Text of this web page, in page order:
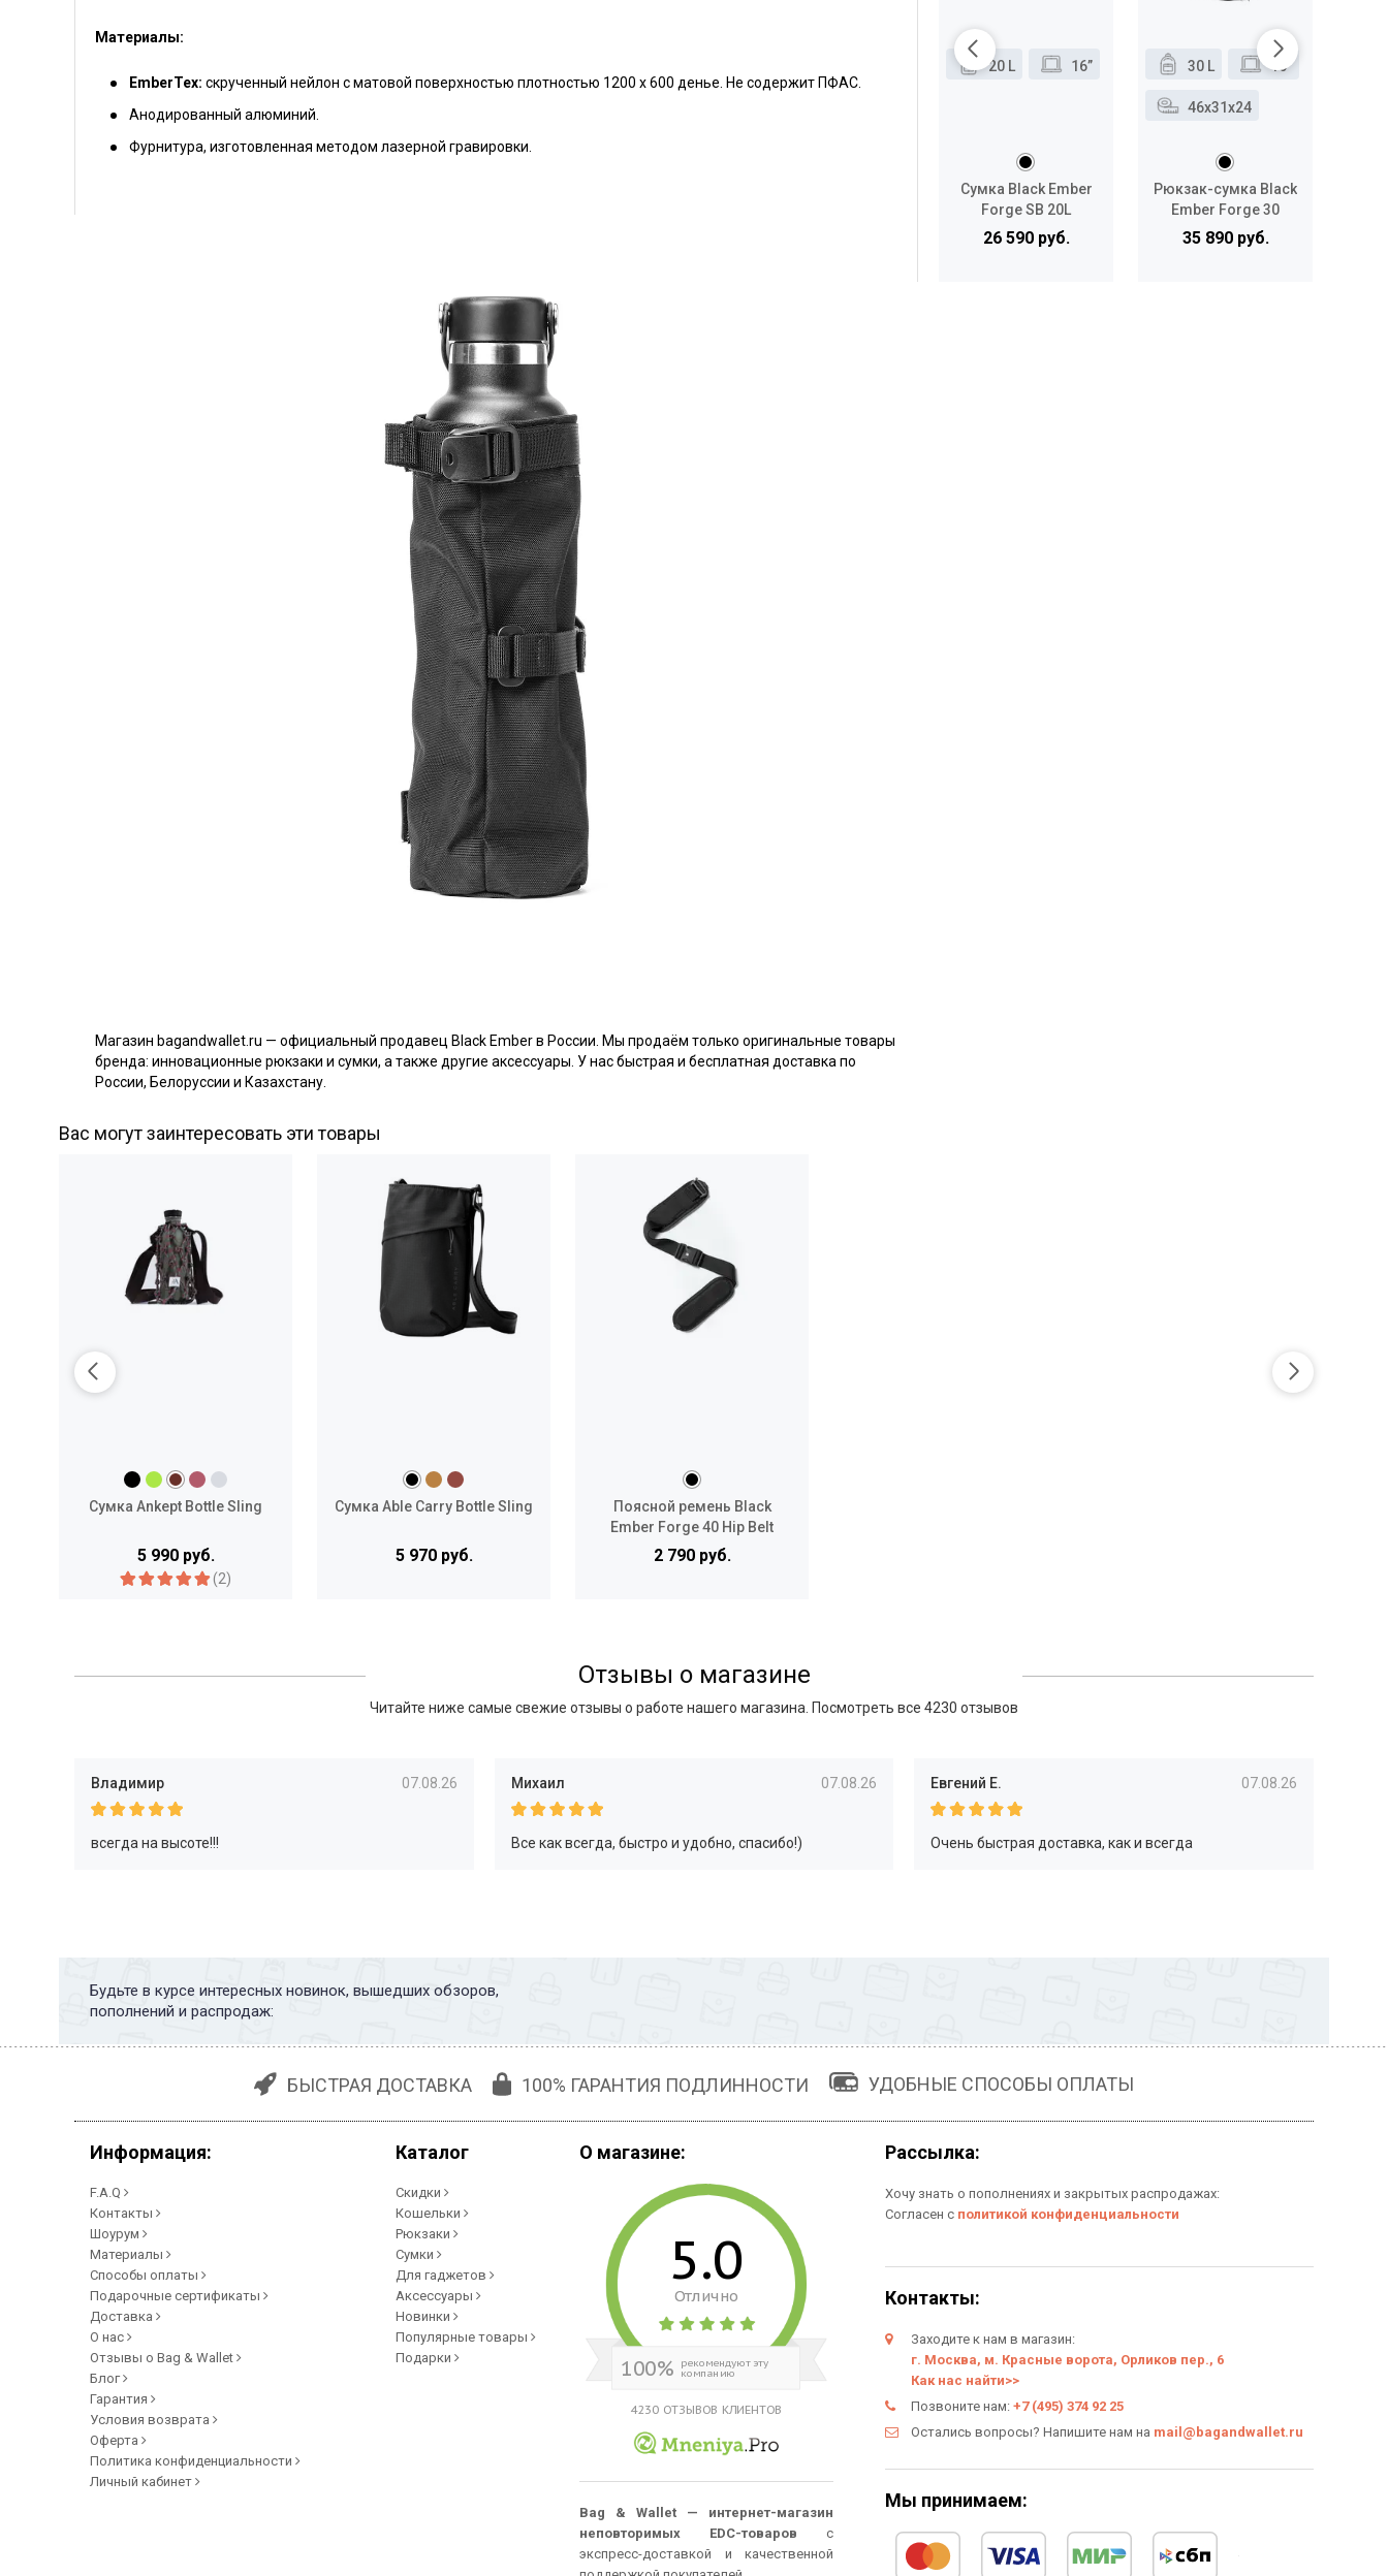
Материалы:
EmberTex: скрученный нейлон с матовой поверхностью плотностью 1200 х 600 денье. Не содержит ПФАС.
Анодированный алюминий.
Фурнитура, изготовленная методом лазерной гравировки.
Магазин bagandwallet.ru — официальный продавец Black Ember в России. Мы продаём только оригинальные товары
бренда: инновационные рюкзаки и сумки, а также другие аксессуары. У нас быстрая и бесплатная доставка по
России, Белоруссии и Казахстану.
20 L 16”
Сумка Black Ember
Forge SB 20L
26 590 руб.
30 L 16”
46x31x24
Рюкзак-сумка Black
Ember Forge 30
35 890 руб.
Вас могут заинтересовать эти товары
Сумка Ankept Bottle Sling
5 990 руб.
(2)
Сумка Able Carry Bottle Sling
5 970 руб.
Поясной ремень Black
Ember Forge 40 Hip Belt
2 790 руб.
Отзывы о магазине
Читайте ниже самые свежие отзывы о работе нашего магазина. Посмотреть все 4230 отзывов
Владимир 07.08.26
всегда на высоте!!!
Михаил 07.08.26
Все как всегда, быстро и удобно, спасибо!)
Евгений Е. 07.08.26
Очень быстрая доставка, как и всегда
Будьте в курсе интересных новинок, вышедших обзоров,
пополнений и распродаж:
БЫСТРАЯ ДОСТАВКА 100% ГАРАНТИЯ ПОДЛИННОСТИ УДОБНЫЕ СПОСОБЫ ОПЛАТЫ
Информация:
F.A.Q
Контакты
Шоурум
Материалы
Способы оплаты
Подарочные сертификаты
Доставка
О нас
Отзывы о Bag & Wallet
Блог
Гарантия
Условия возврата
Оферта
Политика конфиденциальности
Личный кабинет
Каталог
Скидки
Кошельки
Рюкзаки
Сумки
Для гаджетов
Аксессуары
Новинки
Популярные товары
Подарки
О магазине:
5.0
Отлично
100% рекомендуют эту
компанию
4230 ОТЗЫВОВ КЛИЕНТОВ
Bag & Wallet — интернет-магазин
неповторимых EDC-товаров с
экспресс-доставкой и качественной
Рассылка:
Хочу знать о пополнениях и закрытых распродажах:
Согласен с политикой конфиденциальности
Контакты:
Заходите к нам в магазин:
г. Москва, м. Красные ворота, Орликов пер., 6
Как нас найти>>
Позвоните нам:+7 (495) 374 92 25
Остались вопросы? Напишите нам на mail@bagandwallet.ru
Мы принимаем: